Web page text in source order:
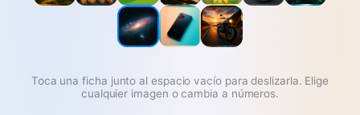
Toca una ficha junto al espacio vacío para deslizarla. Elige
cualquier imagen o cambia a números.